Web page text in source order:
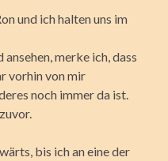
und ich halten uns im
merke ich, dass
vorhin von mir
noch immer da ist.
bis ich an eine der